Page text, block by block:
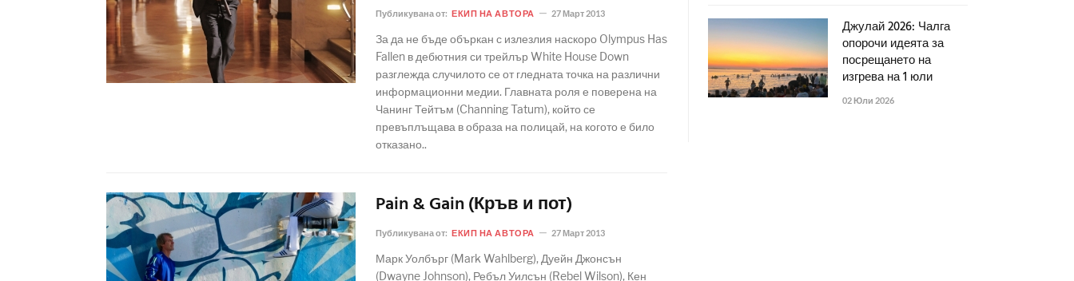
Публикувана от: ЕКИП НА АВТОРА 27 Март 2013
За да не бъде объркан с излезлия наскоро Olympus Has
Fallen в дебютния си трейлър White House Down
разглежда случилото се от гледната точка на различни
информационни медии. Главната роля е поверена на
Чанинг Тейтъм (Channing Tatum), който се
превъплъщава в образа на полицай, на когото е било
отказано..
Pain & Gain (Кръв и пот)
Публикувана от: ЕКИП НА АВТОРА 27 Март 2013
Марк Уолбърг (Mark Wahlberg), Дуейн Джонсън
(Dwayne Johnson), Ребъл Уилсън (Rebel Wilson), Кен
Джулай 2026: Чалга
опорочи идеята за
посрещането на
изгрева на 1 юли
02 Юли 2026